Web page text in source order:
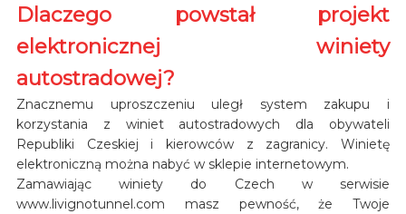
Dlaczego powstał projekt
elektronicznej winiety
autostradowej?
Znacznemu uproszczeniu uległ system zakupu i
korzystania z winiet autostradowych dla obywateli
Republiki Czeskiej i kierowców z zagranicy. Winietę
elektroniczną można nabyć w sklepie internetowym.
Zamawiając winiety do Czech w serwisie
www.livignotunnel.com masz pewność, że Twoje